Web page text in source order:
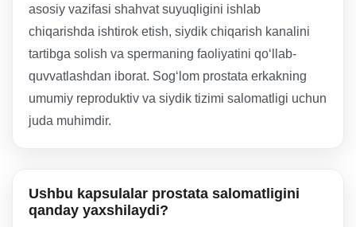
asosiy vazifasi shahvat suyuqligini ishlab
chiqarishda ishtirok etish, siydik chiqarish kanalini
tartibga solish va spermaning faoliyatini qo‘llab-
quvvatlashdan iborat. Sog‘lom prostata erkakning
umumiy reproduktiv va siydik tizimi salomatligi uchun
juda muhimdir.
Ushbu kapsulalar prostata salomatligini
qanday yaxshilaydi?